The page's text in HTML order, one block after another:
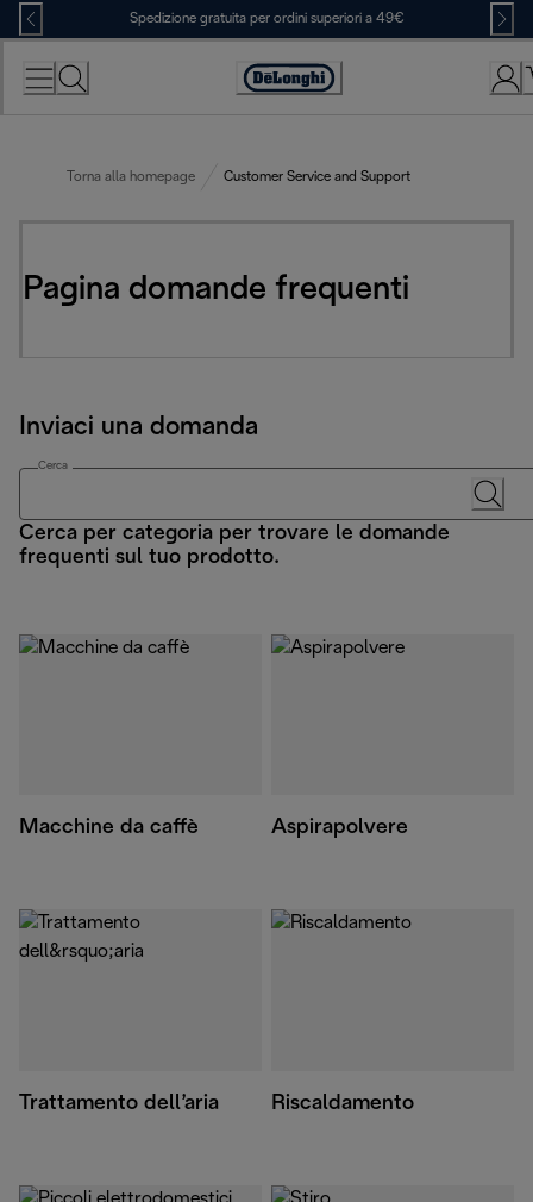
Skip
to
Content
Spedizione gratuita per ordini superiori a 49€
Accessibility
Torna alla homepage Customer Service and Support
Pagina domande frequenti
Inviaci una domanda
Cerca
Cerca per categoria per trovare le domande
frequenti sul tuo prodotto.
Macchine da caffè Aspirapolvere
Trattamento dell’aria Riscaldamento